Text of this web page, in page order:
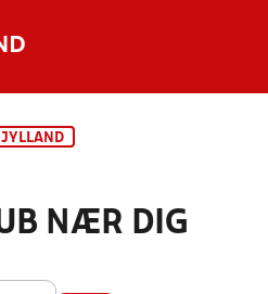
HOLD
NÆR DIG